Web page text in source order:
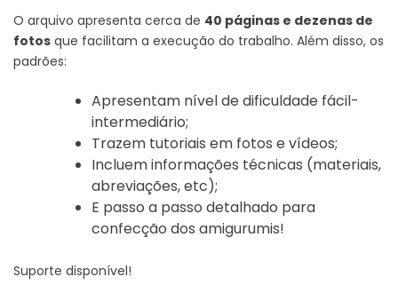
O arquivo apresenta cerca de 40 páginas e dezenas de
fotos que facilitam a execução do trabalho. Além disso, os
padrões:
Apresentam nível de dificuldade fácil-
intermediário;
Trazem tutoriais em fotos e vídeos;
Incluem informações técnicas (materiais,
abreviações, etc);
E passo a passo detalhado para
confecção dos amigurumis!
Suporte disponível!